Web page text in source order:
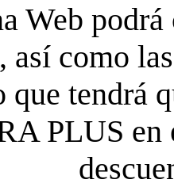
Web
así como
tendrá
PLUS en